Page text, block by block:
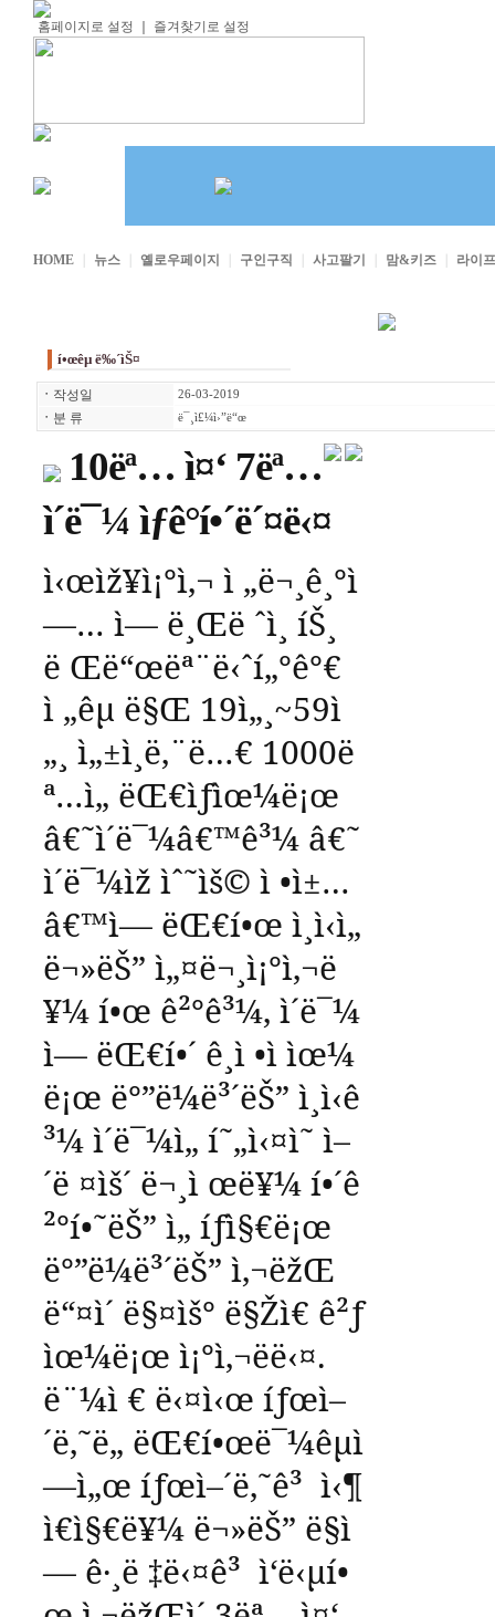
홈페이지로 설정 즐겨찾기로 설정
HOME 뉴스 옐로우페이지 구인구직 사고팔기 맘&키즈 라이
í•œêµ­ ë‰´ìŠ¤
ㆍ 작성일 26-03-2019
ㆍ 분 류 ë¯¸ì£¼ì›”ë“œ
10ëª… ì¤‘ 7ëª…
ì´ë¯¼ ìƒê°í•´ë´¤ë‹¤
ì‹œìž¥ì¡°ì‚¬ ì „ë¬¸ê¸°ì
—… ì— ë¸Œë ˆì¸ íŠ¸
ë Œë“œëª¨ë‹ˆí„°ê°€
ì „êµ­ ë§Œ 19ì„¸~59ì
„¸ ì„±ì¸ë‚¨ë…€ 1000ë
ª…ì„ ëŒ€ìƒìœ¼ë¡œ
â€˜ì´ë¯¼â€™ê³¼ â€˜
ì´ë¯¼ìž ìˆ˜ìš© ì •ì±…
â€™ì— ëŒ€í•œ ì¸ì‹ì„
ë¬»ëŠ” ì„¤ë¬¸ì¡°ì‚¬ë
¥¼í•œ ê²°ê³¼, ì´ë¯¼
ì— ëŒ€í•´ ê¸ì •ì ìœ¼
ë¡œ ë°”ë¼ë³´ëŠ” ì¸ì‹ê
³¼ì´ë¯¼ì„ í˜„ì‹¤ì˜ ì–
´ë ¤ìš´ ë¬¸ì œë¥¼í•´ê
²°í•˜ëŠ” ì„ íƒì§€ë¡œ
ë°”ë¼ë³´ëŠ” ì‚¬ëžŒ
ë“¤ì´ ë§¤ìš° ë§Žì€ ê²ƒ
ìœ¼ë¡œ ì¡°ì‚¬ëë‹¤.
ë¨¼ì € ë‹¤ì‹œ íƒœì–
´ë‚˜ë„ ëŒ€í•œë¯¼êµ­ì
—ì„œ íƒœì–´ë‚˜ê³ ì‹¶
ì€ì§€ë¥¼ ë¬»ëŠ” ë§ì
— ê·¸ë ‡ë‹¤ê³ ì‘ë‹µí•